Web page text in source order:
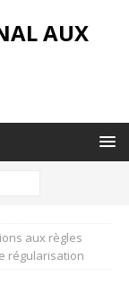
AUX
aux règles
régularisation